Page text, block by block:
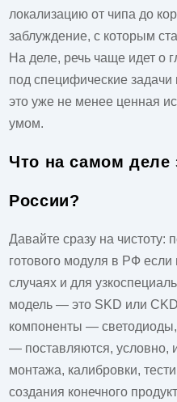
локализацию от чипа до
заблуждение, с которым
На деле, речь чаще идет о
под специфические
это уже не менее ценная
умом.
Что на самом деле
России?
Давайте сразу на чистоту:
готового модуля в РФ если
случаях и для
модель — это SKD или
компоненты —
— поставляются, условно,
монтажа, калибровки,
создания конечного